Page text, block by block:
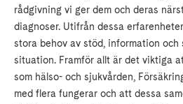
rådgivning vi ger dem och deras
diagnoser. Utifrån dessa
stora behov av stöd, information och
situation. Framför allt är det viktiga
som hälso- och sjukvården,
med flera fungerar och att dessa